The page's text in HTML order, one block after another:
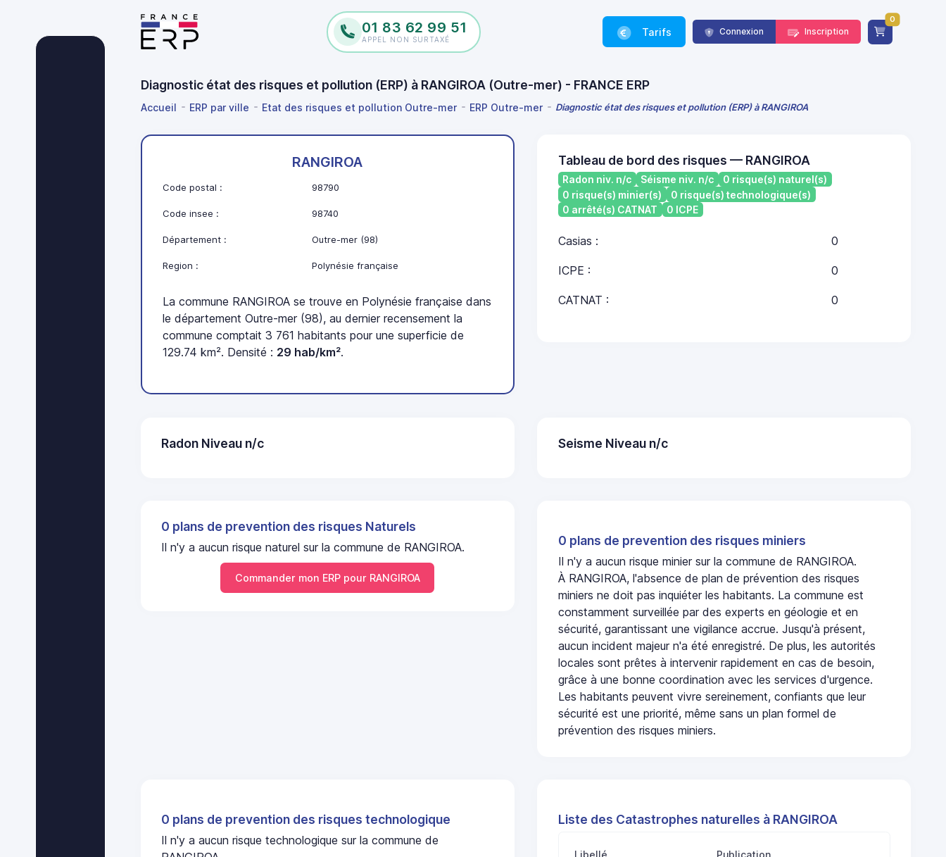
01 83 62 99 51
APPEL NON SURTAXÉ
Tarifs Connexion Inscription
0
Diagnostic état des risques et pollution (ERP) à RANGIROA (Outre-mer) - FRANCE ERP
Accueil ERP par ville Etat des risques et pollution Outre-mer ERP Outre-mer Diagnostic état des risques et pollution (ERP) à RANGIROA
RANGIROA
Code postal : 98790
Code insee : 98740
Département : Outre-mer (98)
Region : Polynésie française
La commune RANGIROA se trouve en Polynésie française dans
le département Outre-mer (98), au dernier recensement la
commune comptait 3 761 habitants pour une superficie de
129.74 km². Densité : 29 hab/km².
Tableau de bord des risques — RANGIROA
Radon niv. n/c Séisme niv. n/c
0 risque(s) naturel(s)
0 risque(s) minier(s)
0 risque(s) technologique(s)
0 arrêté(s) CATNAT
0 ICPE
Casias : 0
ICPE : 0
CATNAT : 0
Radon Niveau n/c Seisme Niveau n/c
0 plans de prevention des risques Naturels
Il n'y a aucun risque naturel sur la commune de RANGIROA.
Commander mon ERP pour RANGIROA
0 plans de prevention des risques miniers
Il n'y a aucun risque minier sur la commune de RANGIROA.
À RANGIROA, l'absence de plan de prévention des risques
miniers ne doit pas inquiéter les habitants. La commune est
constamment surveillée par des experts en géologie et en
sécurité, garantissant une vigilance accrue. Jusqu'à présent,
aucun incident majeur n'a été enregistré. De plus, les autorités
locales sont prêtes à intervenir rapidement en cas de besoin,
grâce à une bonne coordination avec les services d'urgence.
Les habitants peuvent vivre sereinement, confiants que leur
sécurité est une priorité, même sans un plan formel de
prévention des risques miniers.
0 plans de prevention des risques technologique
Il n'y a aucun risque technologique sur la commune de
Liste des Catastrophes naturelles à RANGIROA
Libellé Publication